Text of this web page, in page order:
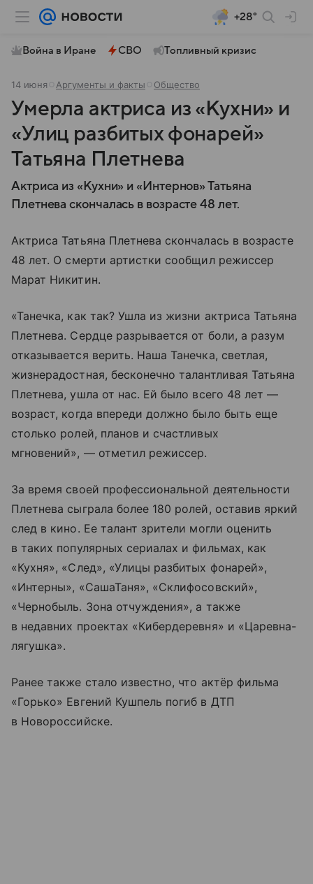
+28°
Война в Иране СВО Топливный кризис
14 июня Аргументы и факты Общество
Умерла актриса из «Кухни» и
«Улиц разбитых фонарей»
Татьяна Плетнева
Актриса из «Кухни» и «Интернов» Татьяна
Плетнева скончалась в возрасте 48 лет.
Актриса Татьяна Плетнева скончалась в возрасте
48 лет. О смерти артистки сообщил режиссер
Марат Никитин.
«Танечка, как так? Ушла из жизни актриса Татьяна
Плетнева. Сердце разрывается от боли, а разум
отказывается верить. Наша Танечка, светлая,
жизнерадостная, бесконечно талантливая Татьяна
Плетнева, ушла от нас. Ей было всего 48 лет —
возраст, когда впереди должно было быть еще
столько ролей, планов и счастливых
мгновений», — отметил режиссер.
За время своей профессиональной деятельности
Плетнева сыграла более 180 ролей, оставив яркий
след в кино. Ее талант зрители могли оценить
в таких популярных сериалах и фильмах, как
«Кухня», «След», «Улицы разбитых фонарей»,
«Интерны», «СашаТаня», «Склифосовский»,
«Чернобыль. Зона отчуждения», а также
в недавних проектах «Кибердеревня» и «Царевна-
лягушка».
Ранее также стало известно, что актёр фильма
«Горько» Евгений Кушпель погиб в ДТП
в Новороссийске.